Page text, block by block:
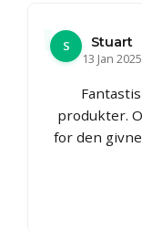
S
Stuart
13 Jan 2025
produkter.
for den